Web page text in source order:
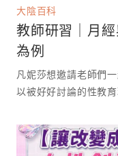
大陰百科
教師研習｜月
為例
凡妮莎想邀請老師們